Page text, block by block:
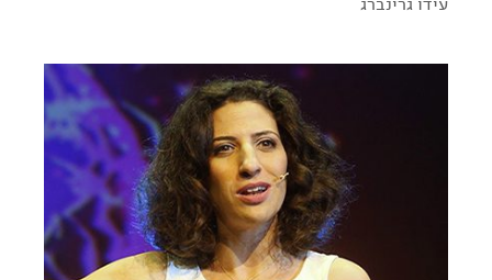
תעתועי תודעה